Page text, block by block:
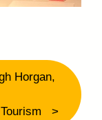
Horgan,